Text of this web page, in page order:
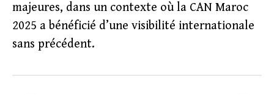
majeures, dans un contexte où la CAN Maroc
2025 a bénéficié d’une visibilité internationale
sans précédent.